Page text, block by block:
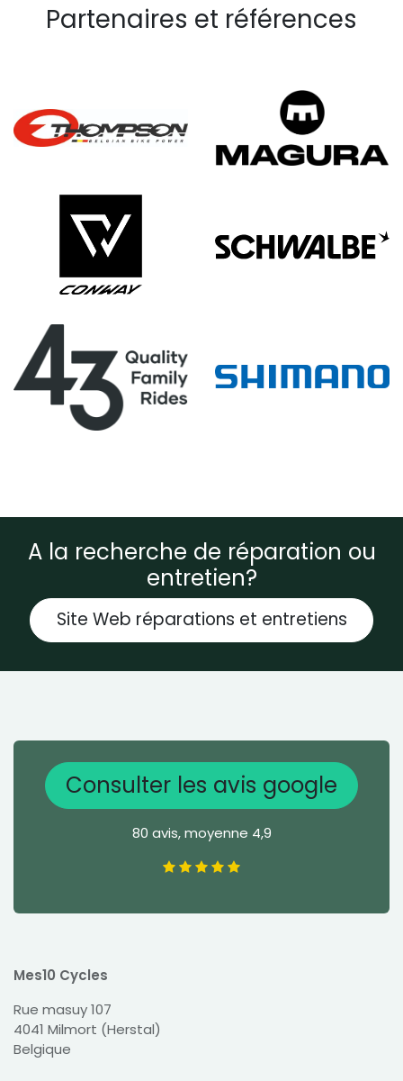
Partenaires et références
A la recherche de réparation ou
entretien?
Site Web réparations et entretiens
Consulter les avis google
80 avis, moyenne 4,9
Mes10 Cycles
Rue masuy 107
4041 Milmort (Herstal)
Belgique